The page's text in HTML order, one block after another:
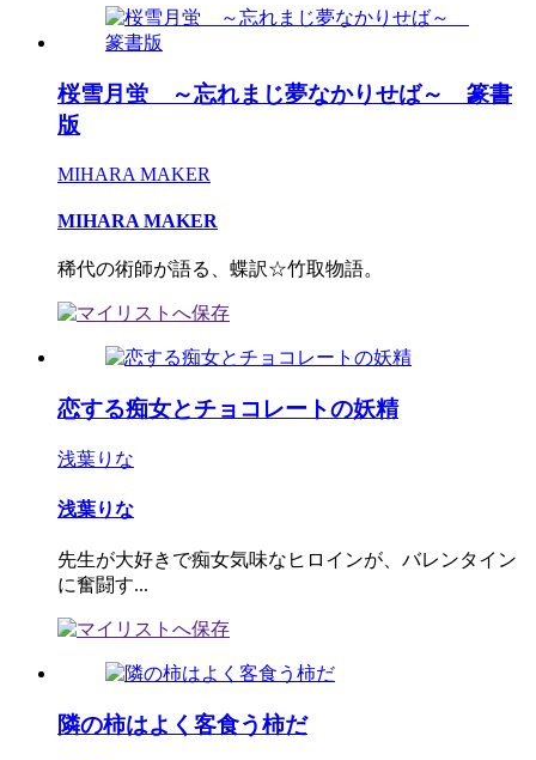
桜雪月蛍 ～忘れまじ夢なかりせば～ 篆書
版
MIHARA MAKER
MIHARA MAKER
稀代の術師が語る、蝶訳☆竹取物語。
恋する痴女とチョコレートの妖精
浅葉りな
浅葉りな
先生が大好きで痴女気味なヒロインが、バレンタイン
に奮闘す...
隣の柿はよく客食う柿だ